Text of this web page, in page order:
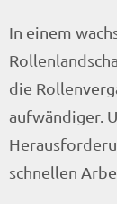
In einem
die
aufwändiger.
schnellen